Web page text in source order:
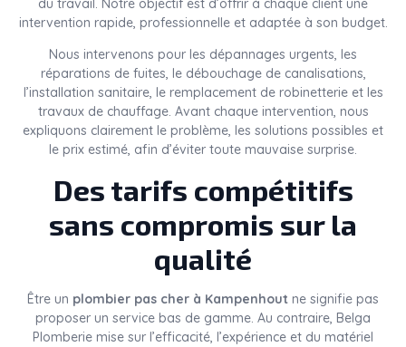
intervention rapide, professionnelle et adaptée à son budget.
Nous intervenons pour les dépannages urgents, les
réparations de fuites, le débouchage de canalisations,
l’installation sanitaire, le remplacement de robinetterie et les
travaux de chauffage. Avant chaque intervention, nous
expliquons clairement le problème, les solutions possibles et
le prix estimé, afin d’éviter toute mauvaise surprise.
Des tarifs compétitifs
sans compromis sur la
qualité
Être un plombier pas cher à Kampenhout ne signifie pas
proposer un service bas de gamme. Au contraire, Belga
Plomberie mise sur l’efficacité, l’expérience et du matériel